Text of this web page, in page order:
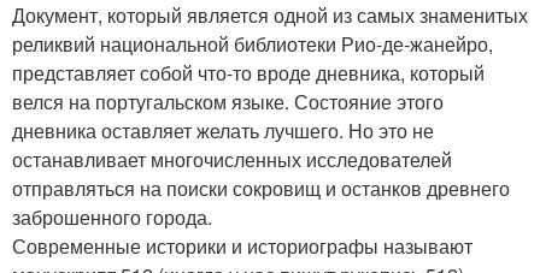
Документ, который является одной из самых знаменитых
реликвий национальной библиотеки Рио-де-жанейро,
представляет собой что-то вроде дневника, который
велся на португальском языке. Состояние этого
дневника оставляет желать лучшего. Но это не
останавливает многочисленных исследователей
отправляться на поиски сокровищ и останков древнего
заброшенного города.
Современные историки и историографы называют